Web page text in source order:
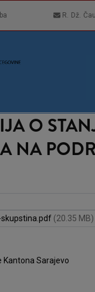
R. Dž.
O
NA
(20.35 MB)
Kantona Sarajevo